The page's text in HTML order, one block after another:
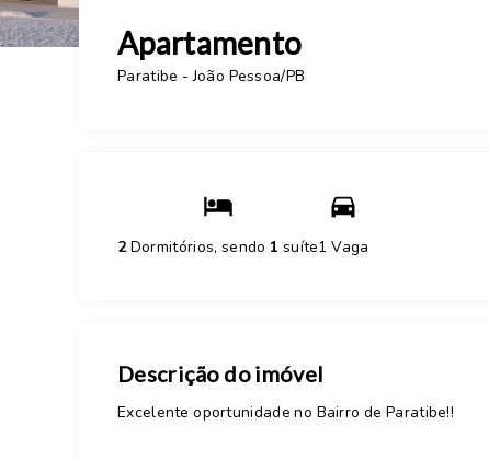
Apartamento
Paratibe - João Pessoa/PB
2Dormitórios, sendo 1 suíte1 Vaga
Descrição do imóvel
Excelente oportunidade no Bairro de Paratibe!!